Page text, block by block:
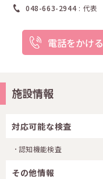
048-663-2944
代表
電話をかける
施設情報
対応可能な検査
認知機能検査
その他情報